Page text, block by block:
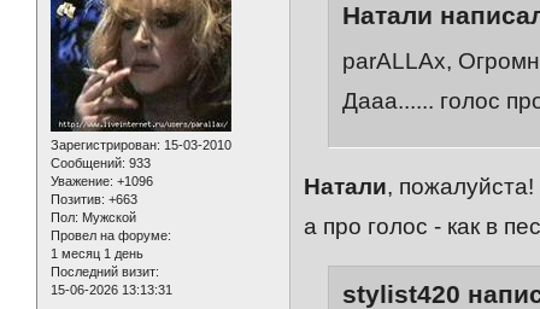
Зарегистрирован: 15-03-2010
Сообщений: 933
Уважение: +1096
Позитив: +663
Пол: Мужской
Провел на форуме:
1 месяц 1 день
Последний визит:
15-06-2026 13:13:31
Натали
parALLAx,
Дааа...... голос
Натали, пожалуйста!
а про голос - как в
stylist420